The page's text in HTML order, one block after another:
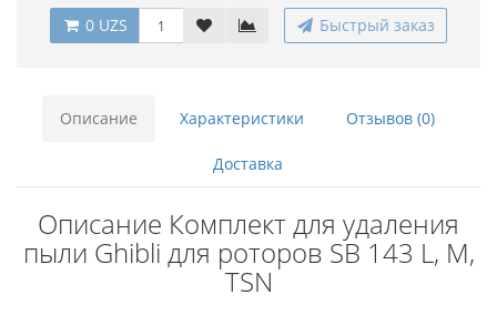
0 UZS Быстрый заказ
Описание Характеристики Отзывов (0)
Доставка
Описание Комплект для удаления
пыли Ghibli для роторов SB 143 L, M,
TSN